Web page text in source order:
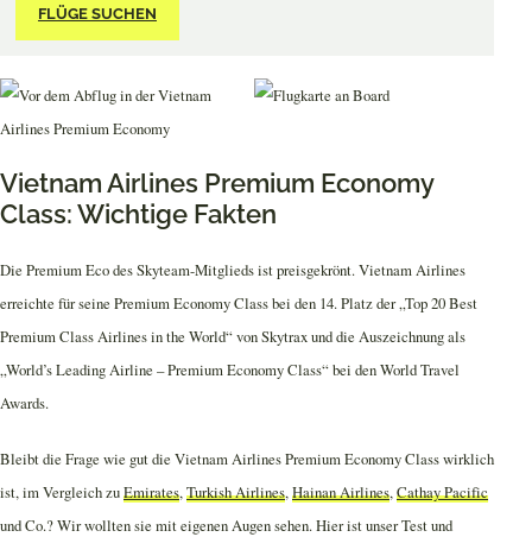
FLÜGE SUCHEN
Vietnam Airlines Premium Economy
Class: Wichtige Fakten
Die Premium Eco des Skyteam-Mitglieds ist preisgekrönt. Vietnam Airlines
erreichte für seine Premium Economy Class bei den 14. Platz der „Top 20 Best
Premium Class Airlines in the World“ von Skytrax und die Auszeichnung als
„World’s Leading Airline – Premium Economy Class“ bei den World Travel
Awards.
Bleibt die Frage wie gut die Vietnam Airlines Premium Economy Class wirklich
ist, im Vergleich zuEmirates,Turkish Airlines,Hainan Airlines,Cathay Pacific
und Co.? Wir wollten sie mit eigenen Augen sehen. Hier ist unser Test und